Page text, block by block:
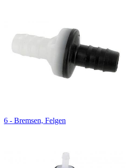
6 - Bremsen, Felgen